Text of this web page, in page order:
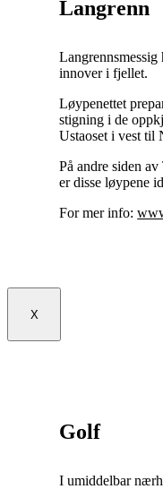
Langrenn
innover i fjellet.
Løypenettet
stigning i de
Ustaoset i vest til
På andre siden
er disse løypene
For mer info:
X
Golf
I umiddelbar